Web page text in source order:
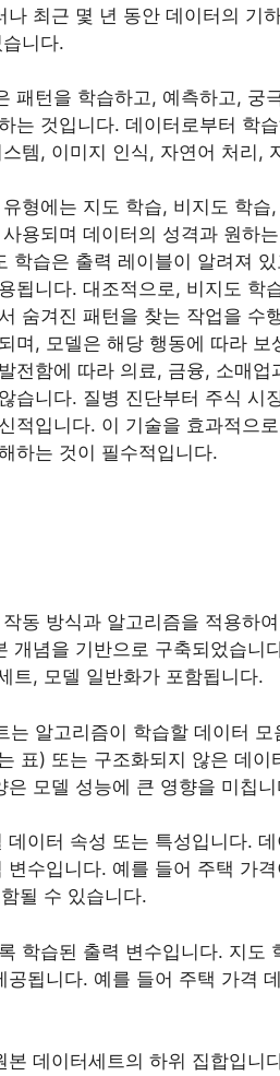
나 최근 몇 년 동안 데이터의 기
니다.
패턴을 학습하고, 예측하고, 궁
는 것입니다. 데이터로부터 학
템, 이미지 인식, 자연어 처리,
형에는 지도 학습, 비지도 학
용되며 데이터의 성격과 원하
학습은 출력 레이블이 알려져
됩니다. 대조적으로, 비지도 학
숨겨진 패턴을 찾는 작업을 수
며, 모델은 해당 행동에 따라 보
전함에 따라 의료, 금융, 소매
습니다. 질병 진단부터 주식 시
적입니다. 이 기술을 효과적으
하는 것이 필수적입니다.
동 방식과 알고리즘을 적용하
개념을 기반으로 구축되었습니
트, 모델 일반화가 포함됩니다.
는 알고리즘이 학습할 데이터
표) 또는 구조화되지 않은 데
은 모델 성능에 큰 영향을 미칩니
데이터 속성 또는 특성입니다.
변수입니다. 예를 들어 주택 가
될 수 있습니다.
학습된 출력 변수입니다. 지도
공됩니다. 예를 들어 주택 가격
본 데이터세트의 하위 집합입니